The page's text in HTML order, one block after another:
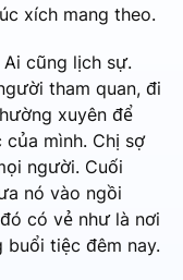
xích mang theo.
cũng lịch sự.
tham quan, đi
xuyên để
mình. Chị sợ
người. Cuối
nó vào ngồi
có vẻ như là nơi
tiệc đêm nay.